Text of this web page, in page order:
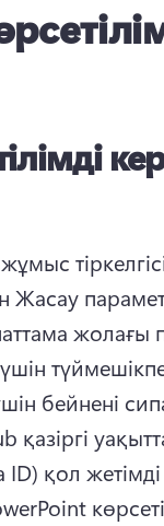
(opens in a new
жұмыс
Жасау
жолағы
бейнені
қазіргі
қол жетімді
in a new tab)